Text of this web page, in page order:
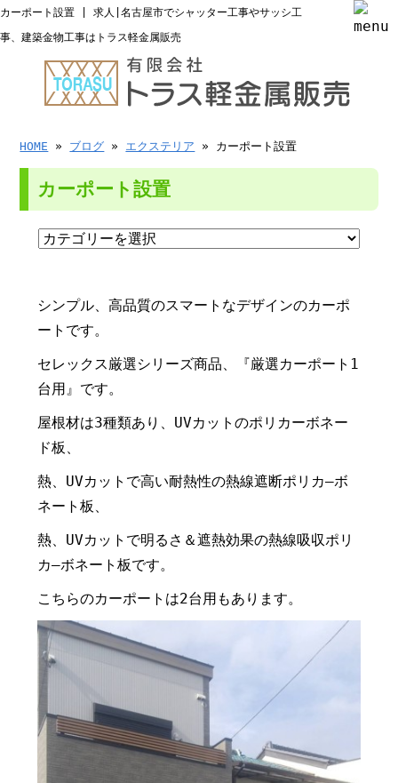
カーポート設置 | 求人|名古屋市でシャッター工事やサッシ工
事、建築金物工事はトラス軽金属販売
HOME » ブログ » エクステリア » カーポート設置
カーポート設置
シンプル、高品質のスマートなデザインのカーポ
ートです。
セレックス厳選シリーズ商品、『厳選カーポート1
台用』です。
屋根材は3種類あり、UVカットのポリカーボネー
ド板、
熱、UVカットで高い耐熱性の熱線遮断ポリカ―ボ
ネート板、
熱、UVカットで明るさ＆遮熱効果の熱線吸収ポリ
カ―ボネート板です。
こちらのカーポートは2台用もあります。